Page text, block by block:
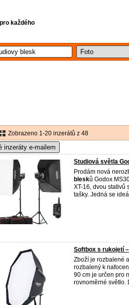
každého
Zobrazeno 1-20 inzerátů z 48
inzeráty e-mailem
Studiová světla
Prodám nová
blesků Godox
XT-16, dvou stativů
tašky. Jedná se
Softbox s rukojetí
Zboží je rozbalené
rozbalený k
90 cm je určen pro
rovnoměrné světlo.